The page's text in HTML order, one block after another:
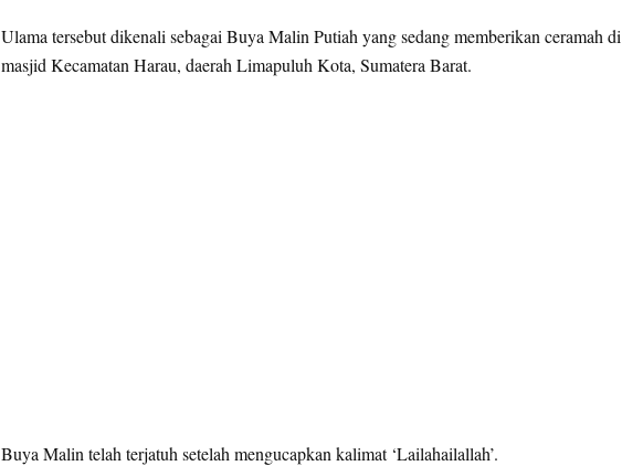
Ulama tersebut dikenali sebagai Buya Malin Putiah yang sedang memberikan ceramah di
masjid Kecamatan Harau, daerah Limapuluh Kota, Sumatera Barat.
Buya Malin telah terjatuh setelah mengucapkan kalimat ‘Lailahailallah’.